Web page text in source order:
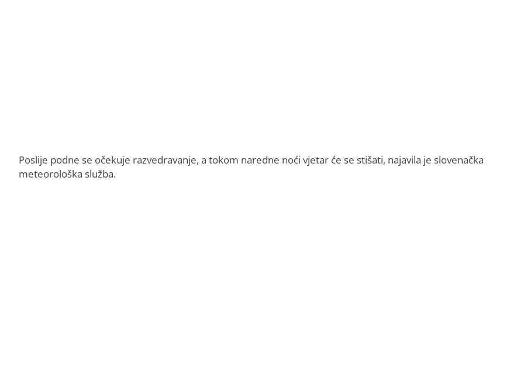
Poslije podne se očekuje razvedravanje, a tokom naredne noći vjetar će se stišati, najavila je slovenačka
meteorološka služba.